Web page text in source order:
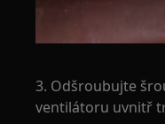
3. Odšroubujte
ventilátoru uvnitř